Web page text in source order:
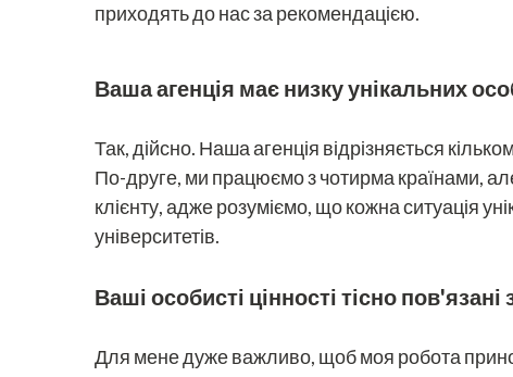
приходять до нас за рекомендацією.
Ваша агенція має низку унікальних
Так, дійсно. Наша агенція відрізняється
По-друге, ми працюємо з чотирма країнами,
клієнту, адже розуміємо, що кожна ситуація
університетів.
Ваші особисті цінності тісно
Для мене дуже важливо, щоб моя робота